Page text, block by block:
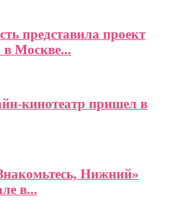
представила проект
в Москве...
кинотеатр пришел в
Нижний»
в...